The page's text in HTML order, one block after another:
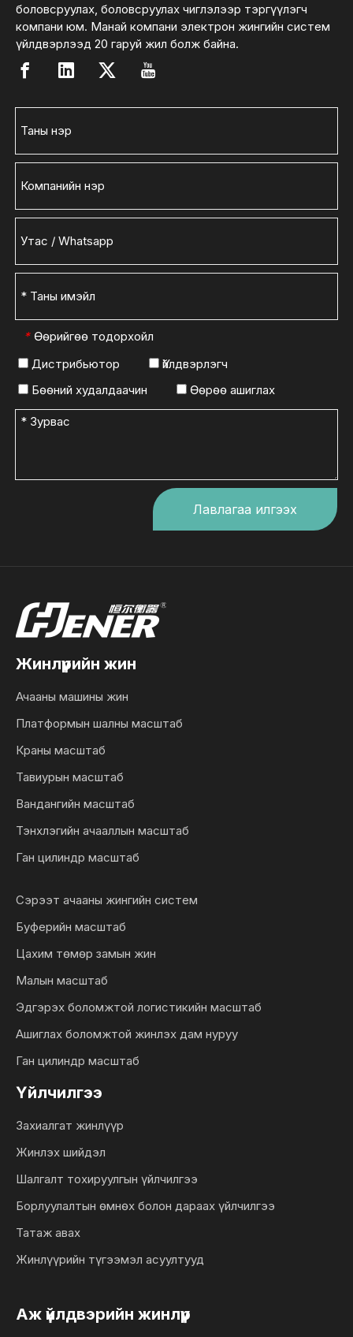
боловсруулах, боловсруулах чиглэлээр тэргүүлэгч
компани юм. Манай компани электрон жингийн систем
үйлдвэрлээд 20 гаруй жил болж байна.
* Өөрийгөө тодорхойл
Дистрибьютор
Үйлдвэрлэгч
Бөөний худалдаачин
Өөрөө ашиглах
Лавлагаа илгээх
Жинлүүрийн жин
Ачааны машины жин
Платформын шалны масштаб
Краны масштаб
Тавиурын масштаб
Вандангийн масштаб
Тэнхлэгийн ачааллын масштаб
Ган цилиндр масштаб
Сэрээт ачааны жингийн систем
Буферийн масштаб
Цахим төмөр замын жин
Малын масштаб
Эдгэрэх боломжтой логистикийн масштаб
Ашиглах боломжтой жинлэх дам нуруу
Ган цилиндр масштаб
Үйлчилгээ
Захиалгат жинлүүр
Жинлэх шийдэл
Шалгалт тохируулгын үйлчилгээ
Борлуулалтын өмнөх болон дараах үйлчилгээ
Татаж авах
Жинлүүрийн түгээмэл асуултууд
Аж үйлдвэрийн жинлүүр